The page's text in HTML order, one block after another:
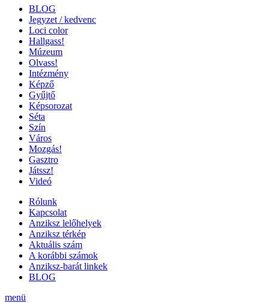
BLOG
Jegyzet / kedvenc
Loci color
Hallgass!
Múzeum
Olvass!
Intézmény
Képző
Gyűjtő
Képsorozat
Séta
Szín
Város
Mozgás!
Gasztro
Játssz!
Videó
Rólunk
Kapcsolat
Anziksz lelőhelyek
Anziksz térkép
Aktuális szám
A korábbi számok
Anziksz-barát linkek
BLOG
menü